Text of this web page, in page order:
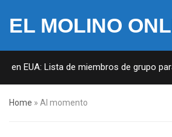
EL MOLINO
EUA: Lista de miembros de grupo
Home » Al momento